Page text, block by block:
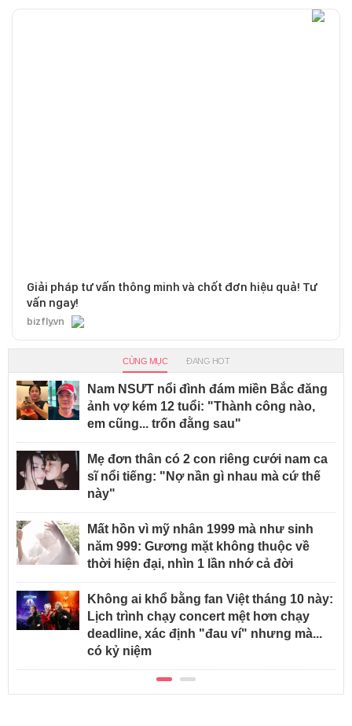
Giải pháp tư vấn thông minh và chốt đơn hiệu quả! Tư
vấn ngay!
bizfly.vn
CÙNG MỤC ĐANG HOT
Nam NSƯT nổi đình đám miền Bắc đăng
ảnh vợ kém 12 tuổi: "Thành công nào,
em cũng... trốn đằng sau"
Mẹ đơn thân có 2 con riêng cưới nam ca
sĩ nổi tiếng: "Nợ nần gì nhau mà cứ thế
này"
Mất hồn vì mỹ nhân 1999 mà như sinh
năm 999: Gương mặt không thuộc về
thời hiện đại, nhìn 1 lần nhớ cả đời
Không ai khổ bằng fan Việt tháng 10 này:
Lịch trình chạy concert mệt hơn chạy
deadline, xác định "đau ví" nhưng mà...
có kỷ niệm